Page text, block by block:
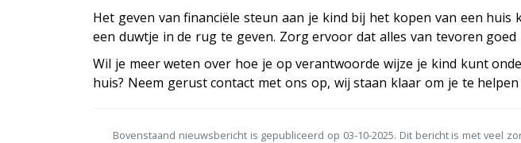
Het geven van financiële steun aan je kind bij het kopen van een huis
een duwtje in de rug te geven. Zorg ervoor dat alles van tevoren
Wil je meer weten over hoe je op verantwoorde wijze je kind kunt
huis? Neem gerust contact met ons op, wij staan klaar om je te
Bovenstaand nieuwsbericht is gepubliceerd op 03-10-2025. Dit bericht is met veel